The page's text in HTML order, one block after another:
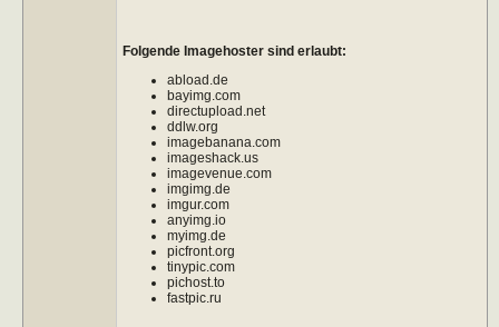
Folgende Imagehoster sind erlaubt:
abload.de
bayimg.com
directupload.net
ddlw.org
imagebanana.com
imageshack.us
imagevenue.com
imgimg.de
imgur.com
anyimg.io
myimg.de
picfront.org
tinypic.com
pichost.to
fastpic.ru